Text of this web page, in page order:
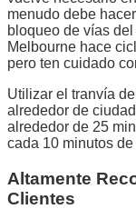
menudo debe
bloqueo de vías
Melbourne hace
pero ten cuidado
Utilizar el tranvía
alrededor de
alrededor de 25
cada 10 minutos
Altamente
Clientes